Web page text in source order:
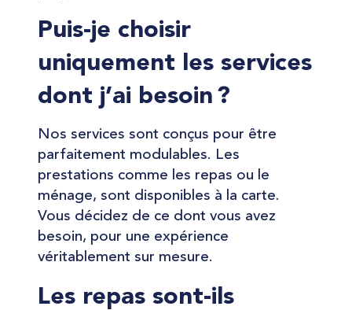
Puis-je choisir
uniquement les services
dont j’ai besoin ?
Nos services sont conçus pour être
parfaitement modulables. Les
prestations comme les repas ou le
ménage, sont disponibles à la carte.
Vous décidez de ce dont vous avez
besoin, pour une expérience
véritablement sur mesure.
Les repas sont-ils